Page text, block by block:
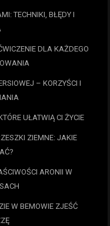
TECHNIKI, BŁĘDY I
DLA KAŻDEGO
– KORZYŚCI I
UŁATWIĄ CI ŻYCIE
ZIEMNE: JAKIE
ARONII W
W BEMOWIE ZJEŚĆ